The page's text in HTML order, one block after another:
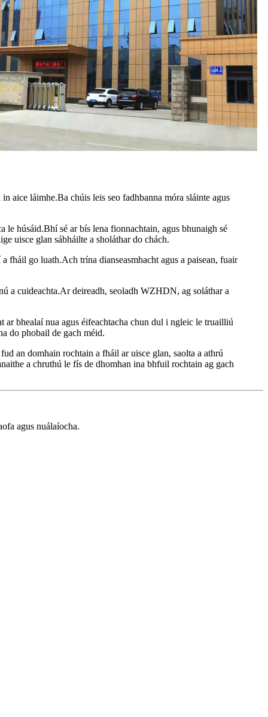
aice láimhe.Ba chúis leis seo fadhbanna móra sláinte agus
le húsáid.Bhí sé ar bís lena fionnachtain, agus bhunaigh sé
uisce glan sábháilte a sholáthar do chách.
fháil go luath.Ach trína dianseasmhacht agus a paisean, fuair
a cuideachta.Ar deireadh, seoladh WZHDN, ag soláthar a
bhealaí nua agus éifeachtacha chun dul i ngleic le truailliú
do phobail de gach méid.
an domhain rochtain a fháil ar uisce glan, saolta a athrú
a chruthú le fís de dhomhan ina bhfuil rochtain ag gach
agus nuálaíocha.